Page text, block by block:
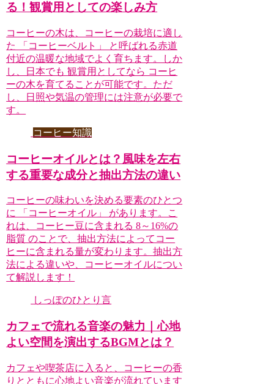
る！観賞用としての楽しみ方
コーヒーの木は、コーヒーの栽培に適し
た 「コーヒーベルト」 と呼ばれる赤道
付近の温暖な地域でよく育ちます。しか
し、日本でも 観賞用としてなら コーヒ
ーの木を育てることが可能です。ただ
し、日照や気温の管理には注意が必要で
す。
コーヒー知識
コーヒーオイルとは？風味を左右
する重要な成分と抽出方法の違い
コーヒーの味わいを決める要素のひとつ
に 「コーヒーオイル」 があります。こ
れは、コーヒー豆に含まれる 8～16%の
脂質 のことで、抽出方法によってコー
ヒーに含まれる量が変わります。抽出方
法による違いや、コーヒーオイルについ
て解説します！
しっぽのひとり言
カフェで流れる音楽の魅力｜心地
よい空間を演出するBGMとは？
カフェや喫茶店に入ると、コーヒーの香
りとともに心地よい音楽が流れています